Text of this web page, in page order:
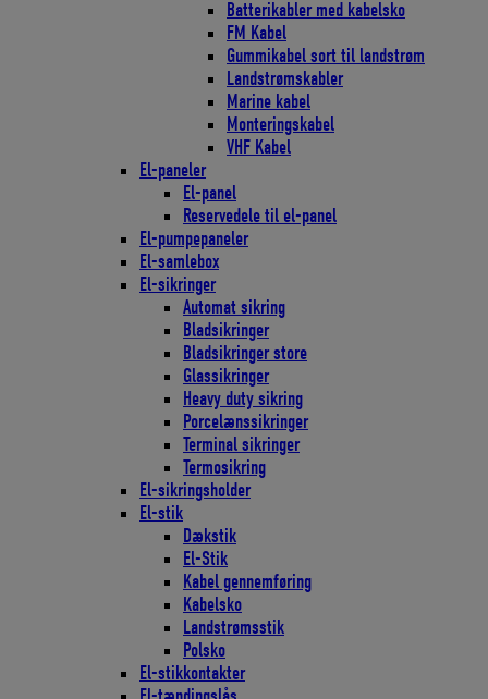
Batterikabler med kabelsko
FM Kabel
Gummikabel sort til landstrøm
Landstrømskabler
Marine kabel
Monteringskabel
VHF Kabel
El-paneler
El-panel
Reservedele til el-panel
El-pumpepaneler
El-samlebox
El-sikringer
Automat sikring
Bladsikringer
Bladsikringer store
Glassikringer
Heavy duty sikring
Porcelænssikringer
Terminal sikringer
Termosikring
El-sikringsholder
El-stik
Dækstik
El-Stik
Kabel gennemføring
Kabelsko
Landstrømsstik
Polsko
El-stikkontakter